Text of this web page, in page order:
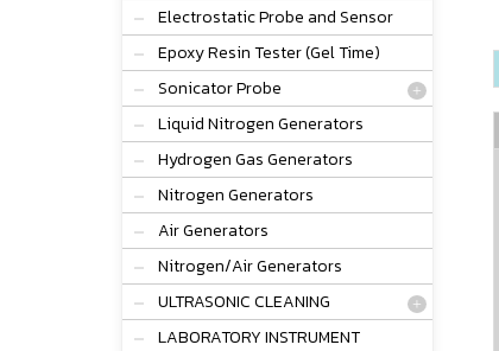
Electrostatic Probe and Sensor
Epoxy Resin Tester (Gel Time)
Sonicator Probe
Liquid Nitrogen Generators
Hydrogen Gas Generators
Nitrogen Generators
Air Generators
Nitrogen/Air Generators
ULTRASONIC CLEANING
LABORATORY INSTRUMENT